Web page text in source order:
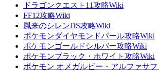
ドラゴンクエスト11攻略Wiki
FF12攻略Wiki
風来のシレンDS攻略Wiki
ポケモンダイヤモンドパール攻略Wiki
ポケモンゴールドシルバー攻略Wiki
ポケモンブラック・ホワイト攻略Wiki
ポケモン オメガルビー・アルファサ